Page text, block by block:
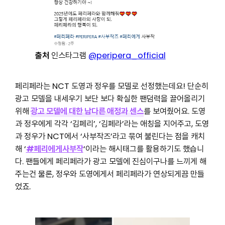
출처 인스타그램 @peripera_official
페리페라는 NCT 도영과 정우를 모델로 선정했는데요! 단순히
광고 모델을 내세우기 보단 보다 확실한 팬덤력을 끌어올리기
위해광고 모델에 대한 남다른 애정과 센스를 보여줬어요. 도영
과 정우에게 각각 ‘김페리’, ‘김페라’라는 애칭을 지어주고, 도영
과 정우가 NCT에서 ‘사부작즈’라고 묶여 불린다는 점을 캐치
해 ‘#페리에게사부작‘이라는 해시태그를 활용하기도 했습니
다. 팬들에게 페리페라가 광고 모델에 진심이구나를 느끼게 해
주는건 물론, 정우와 도영에게서 페리페라가 연상되게끔 만들
었죠.